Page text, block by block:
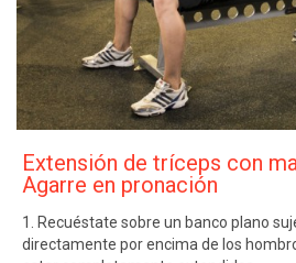
Extensión de tríceps con
Agarre en pronación
1. Recuéstate sobre un banco plano
directamente por encima de los